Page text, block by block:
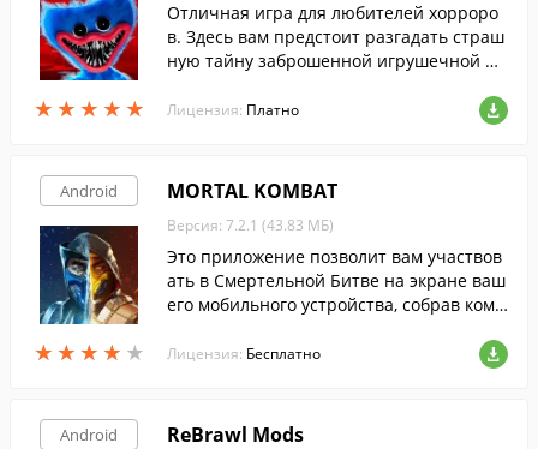
★ ★ ★ ★ ★
★ ★ ★ ★ ★
Отличная игра для любителей хорроро
в. Здесь вам предстоит разгадать страш
ную тайну заброшенной игрушечной фа
едующего за вами по пятам.
Лицензия: Платно
Android
★ ★ ★ ★ ★
★ ★ ★ ★ ★
MORTAL KOMBAT
Версия: 7.2.1 (43.83 МБ)
Это приложение позволит вам участвов
ать в Смертельной Битве на экране ваш
его мобильного устройства, собрав кома
жестоких битвах 3 на 3.
Лицензия: Бесплатно
Android ReBrawl Mods